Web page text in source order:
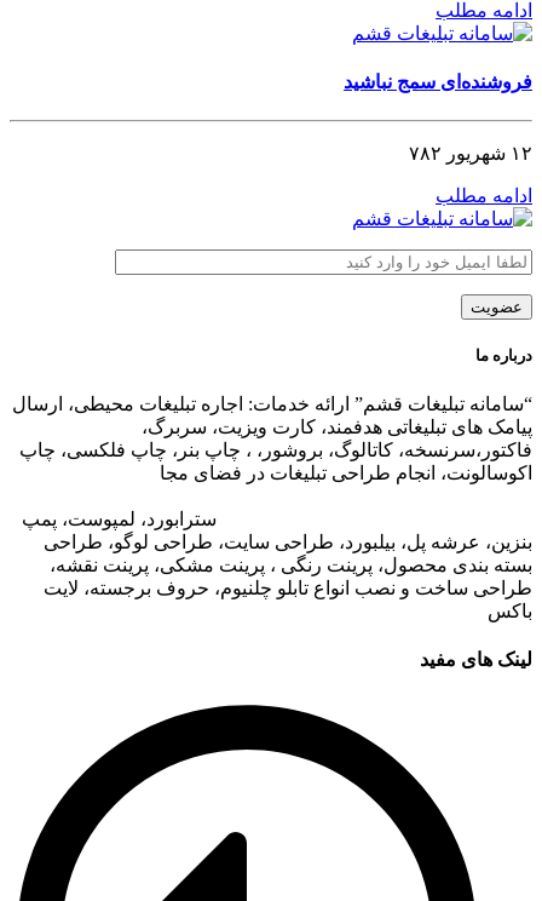
ادامه مطلب
فروشنده‌ای سمج نباشید
۱۲ شهریور ۷۸۲
ادامه مطلب
درباره ما
“سامانه تبلیغات قشم” ارائه خدمات: اجاره تبلیغات محیطی، ارسال
پیامک های تبلیغاتی هدفمند، کارت ویزیت، سربرگ،
فاکتور،سرنسخه، کاتالوگ، بروشور، ، چاپ بنر، چاپ فلکسی، چاپ
اکوسالونت، انجام طراحی تبلیغات در فضای مجا
سترابورد، لمپوست، پمپ
بنزین، عرشه پل، بیلبورد، طراحی سایت، طراحی لوگو، طراحی
بسته بندی محصول، پرینت رنگی ، پرینت مشکی، پرینت نقشه،
طراحی ساخت و نصب انواع تابلو چلنیوم، حروف برجسته، لایت
باکس
لینک های مفید